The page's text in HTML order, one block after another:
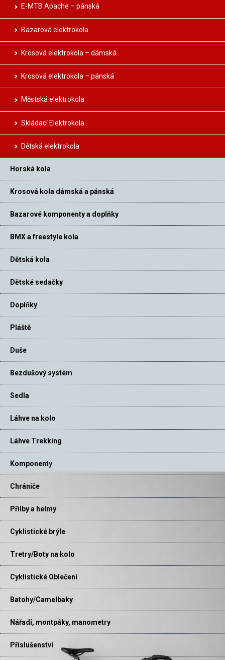
E-MTB Apache – pánská
Bazarová elektrokola
Krosová elektrokola – dámská
Krosová elektrokola – pánská
Městská elektrokola
Skládací Elektrokola
Dětská elektrokola
Horská kola
Krosová kola dámská a pánská
Bazarové komponenty a doplňky
BMX a freestyle kola
Dětská kola
Dětské sedačky
Doplňky
Pláště
Duše
Bezdušový systém
Sedla
Láhve na kolo
Láhve Trekking
Komponenty
Chrániče
Přilby a helmy
Cyklistické brýle
Tretry/Boty na kolo
Cyklistické Oblečení
Batohy/Camelbaky
Nářadí, montpáky, manometry
Příslušenství